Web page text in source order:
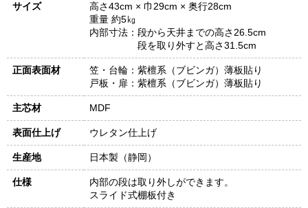
サイズ
高さ43cm × 巾29cm × 奥行28cm
重量 約5㎏
内部寸法： 段から天井までの高さ26.5cm
段を取り外すと高さ31.5cm
正面表面材
笠・台輪：紫檀系（ブビンガ）薄板貼り
戸板・扉：紫檀系（ブビンガ）薄板貼り
主芯材 MDF
表面仕上げ ウレタン仕上げ
生産地 日本製（静岡）
仕様
内部の段は取り外しができます。
スライド式棚板付き